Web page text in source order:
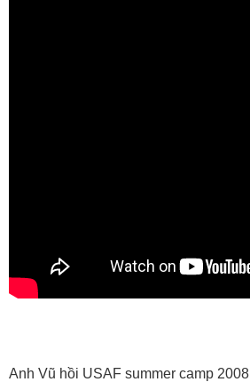
Anh Vũ hồi USAF summer camp 2008